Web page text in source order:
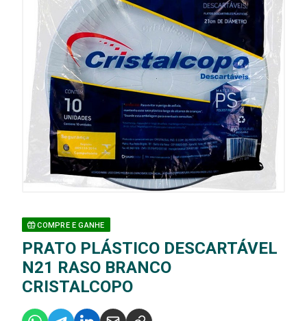
COMPRE E GANHE
PRATO PLÁSTICO DESCARTÁVEL
N21 RASO BRANCO
CRISTALCOPO